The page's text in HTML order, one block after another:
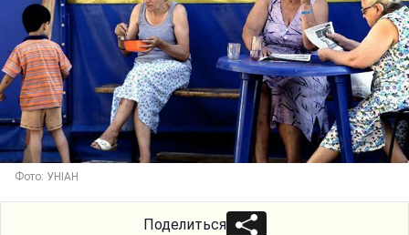
Фото: УНІАН
Поделиться